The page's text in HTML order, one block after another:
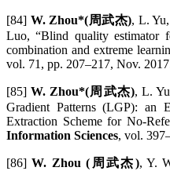
[84] W. Zhou*(周武杰), L.
Luo, “Blind quality estimator
combination and extreme
vol. 71, pp. 207–217, Nov.
[85]W. Zhou*(周武杰), L.
Gradient Patterns (LGP): an
Extraction Scheme for No-
Information Sciences, vol.
[86]W. Zhou (周武杰), Y.